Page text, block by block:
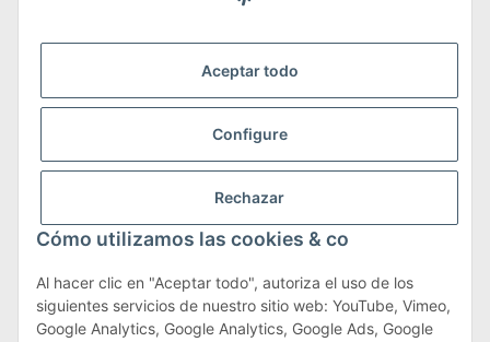
Aceptar todo
Configure
Rechazar
Cómo utilizamos las cookies & co
Al hacer clic en "Aceptar todo", autoriza el uso de los
siguientes servicios de nuestro sitio web: YouTube, Vimeo,
Google Analytics, Google Analytics, Google Ads, Google
Somos miembros de
Más información sobre transporte y devoluciones
Términos y condiciones